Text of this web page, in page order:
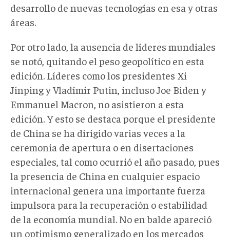
desarrollo de nuevas tecnologías en esa y otras
áreas.
Por otro lado, la ausencia de líderes mundiales
se notó, quitando el peso geopolítico en esta
edición. Líderes como los presidentes Xi
Jinping y Vladímir Putin, incluso Joe Biden y
Emmanuel Macron, no asistieron a esta
edición. Y esto se destaca porque el presidente
de China se ha dirigido varias veces a la
ceremonia de apertura o en disertaciones
especiales, tal como ocurrió el año pasado, pues
la presencia de China en cualquier espacio
internacional genera una importante fuerza
impulsora para la recuperación o estabilidad
de la economía mundial. No en balde apareció
un optimismo generalizado en los mercados